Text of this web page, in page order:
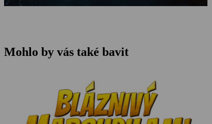
Mohlo by vás také bavit